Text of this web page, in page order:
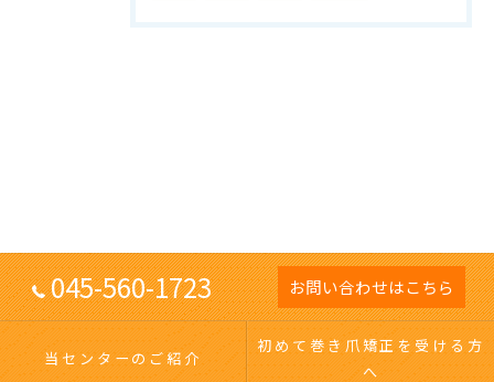
045-560-1723 お問い合わせはこちら
当センターのご紹介
初めて巻き爪矯正を受ける方
へ